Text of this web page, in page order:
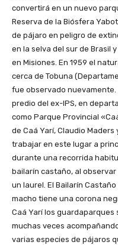
convertirá en un nuevo
Reserva de la Biósfera
de pájaro en peligro de
en la selva del sur de Brasil
en Misiones. En 1959 el
cerca de Tobuna
fue observado
predio del ex-IPS, en
como Parque Provincial
de Caá Yarí, Claudio
trabajar en este lugar a
durante una recorrida
bailarín castaño, al
un laurel. El Bailarín
macho tiene una corona
Caá Yarí los
muchas veces
varias especies de pájaros